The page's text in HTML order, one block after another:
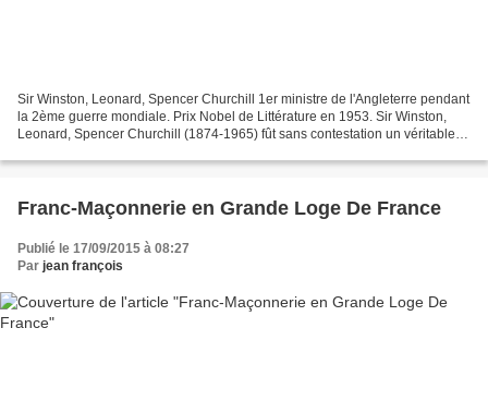
Sir Winston, Leonard, Spencer Churchill 1er ministre de l'Angleterre pendant
la 2ème guerre mondiale. Prix Nobel de Littérature en 1953. Sir Winston,
Leonard, Spencer Churchill (1874-1965) fût sans contestation un véritable
Franc-Maçonnerie en Grande Loge De France
Publié le 17/09/2015 à 08:27
Par jean françois